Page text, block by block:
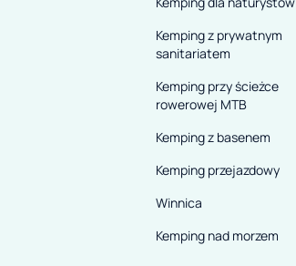
Kemping z prywatnym
sanitariatem
Kemping przy ścieżce
rowerowej MTB
Kemping z basenem
Kemping przejazdowy
Winnica
Kemping nad morzem